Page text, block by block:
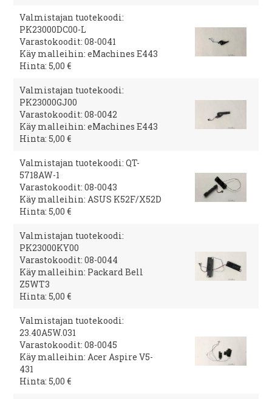
Valmistajan tuotekoodi:
PK23000DC00-L
Varastokoodit: 08-0041
Käy malleihin: eMachines E443
Hinta: 5,00 €
Valmistajan tuotekoodi:
PK23000GJ00
Varastokoodit: 08-0042
Käy malleihin: eMachines E443
Hinta: 5,00 €
Valmistajan tuotekoodi: QT-
5718AW-1
Varastokoodit: 08-0043
Käy malleihin: ASUS K52F/X52D
Hinta: 5,00 €
Valmistajan tuotekoodi:
PK23000KY00
Varastokoodit: 08-0044
Käy malleihin: Packard Bell
Z5WT3
Hinta: 5,00 €
Valmistajan tuotekoodi:
23.40A5W.031
Varastokoodit: 08-0045
Käy malleihin: Acer Aspire V5-
431
Hinta: 5,00 €